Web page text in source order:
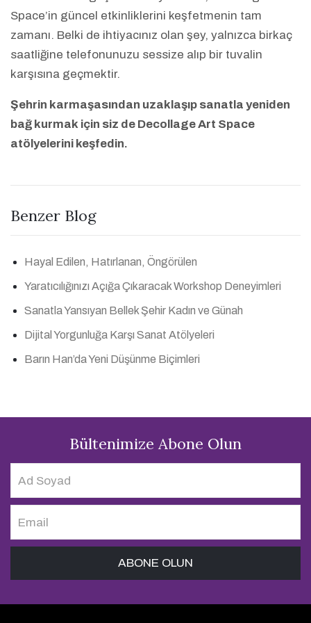
Space’in güncel etkinliklerini keşfetmenin tam
zamanı. Belki de ihtiyacınız olan şey, yalnızca birkaç
saatliğine telefonunuzu sessize alıp bir tuvalin
karşısına geçmektir.
Şehrin karmaşasından uzaklaşıp sanatla yeniden
bağ kurmak için siz de Decollage Art Space
atölyelerini keşfedin.
Benzer Blog
Hayal Edilen, Hatırlanan, Öngörülen
Yaratıcılığınızı Açığa Çıkaracak Workshop Deneyimleri
Sanatla Yansıyan Bellek Şehir Kadın ve Günah
Dijital Yorgunluğa Karşı Sanat Atölyeleri
Barın Han’da Yeni Düşünme Biçimleri
Bültenimize Abone Olun